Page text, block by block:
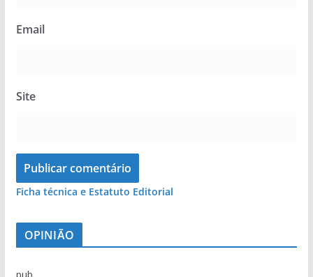
Email
Site
Ficha técnica e Estatuto Editorial
OPINIÃO